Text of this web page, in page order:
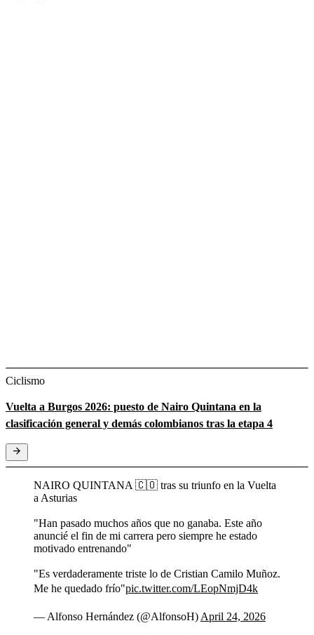
Ciclismo
Vuelta a Burgos 2026: puesto de Nairo Quintana en la
clasificación general y demás colombianos tras la etapa 4
NAIRO QUINTANA 🇨🇴 tras su triunfo en la Vuelta
a Asturias
"Han pasado muchos años que no ganaba. Este año
anuncié el fin de mi carrera pero siempre he estado
motivado entrenando"
"Es verdaderamente triste lo de Cristian Camilo Muñoz.
Me he quedado frío"pic.twitter.com/LEopNmjD4k
— Alfonso Hernández (@AlfonsoH) April 24, 2026